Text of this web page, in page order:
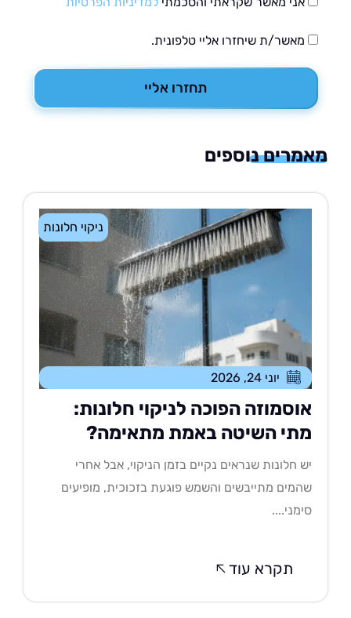
מאשר/ת שיחזרו אליי טלפונית.
תחזרו אליי
נוספים
ניקוי חלונות
יוני 24, 2026
הפוכה לניקוי חלונות:
השיטה באמת מתאימה?
חלונות שנראים נקיים בזמן הניקוי, אבל אחרי
מתייבשים והשמש פוגעת בזכוכית, מופיעים
תקרא עוד